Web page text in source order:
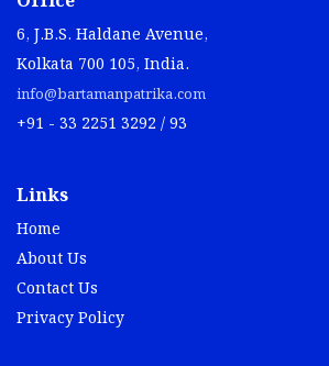
6, J.B.S. Haldane Avenue,
Kolkata 700 105, India.
info@bartamanpatrika.com
+91 - 33 2251 3292 / 93
Links
Home
About Us
Contact Us
Privacy Policy